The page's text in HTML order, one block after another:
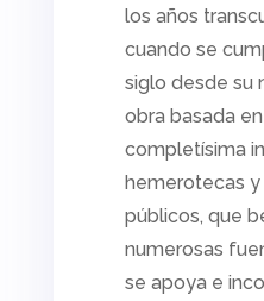
los años
cuando se
siglo desde su
obra basada
completísima
hemerotecas y
públicos, que
numerosas
se apoya e